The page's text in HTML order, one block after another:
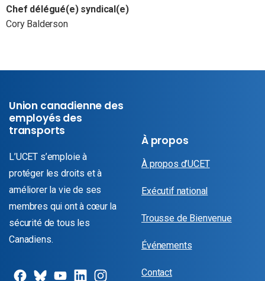
Chef délégué(e) syndical(e)
Cory Balderson
Union canadienne des
employés des
transports
L’UCET s’emploie à
protéger les droits et à
améliorer la vie de ses
membres qui ont à cœur la
sécurité de tous les
Canadiens.
À propos
À propos d’UCET
Exécutif national
Trousse de Bienvenue
Événements
Contact